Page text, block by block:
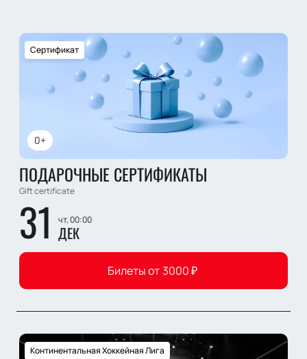
0+
Сертификат
ПОДАРОЧНЫЕ СЕРТИФИКАТЫ
Gift certificate
31 чт, 00:00
ДЕК
Билеты от 3000₽
Континентальная Хоккейная Лига